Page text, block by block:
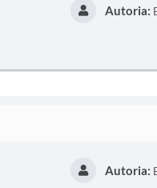
Autoria:
Autoria: